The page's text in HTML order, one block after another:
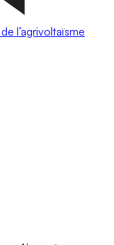
l’agrivoltaïsme